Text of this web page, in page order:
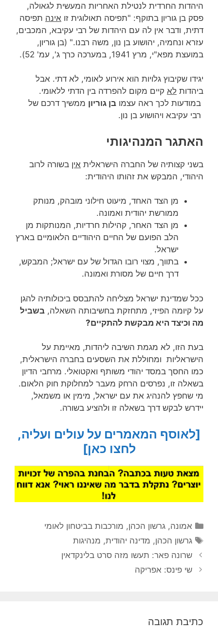
היהדות החרדית לנטילת האחריות המעשית לגאולה,
פסק בן גוריון בתוקף: "תפיסה תאולוגית זו אינה תפיסה
דתית, ודבר אין לה עם היהדות של רבי עקיבא, המכבים,
עזרא ונחמיה, יהושוע בן נון, משה רבנו." (בן גוריון,
במועצת מפא"י, מרץ 1941, במערכה כרך ג', עמ' 52).
יגידו שקיבוץ גלויות הוא אירוע לאומי, לא דתי. אבל
ביהדות לא קיים מקום להפרדה בין הדתי ללאומי.
במודעות לכך ראה עצמו בן גוריון ממשיך דרכם של
רבי עקיבא ויהושוע בן נון.
האתגר המנהיגותי
בשני קצותיה של החברה הישראלית אין בשורה לרוב
היהודי, המבקש את זהותו היהודית:
מן הצד האחד, מיעוט חילוני מובהק, מנותק
ממורשת יהודית ואמונה.
מן הצד האחר, קהילות חרדיות, המנותקות מן
הלב הפועם של החיים היהודיים הלאומיים בארץ
ישראל.
בתווך, מצוי רובו הגדול של עם ישראל; המבקש,
דרך חיים של מסורת ואמונה.
ככל שמדינת ישראל מצליחה להתבסס ביכולותיה להגן
על קיומה הפיזי, מתחזקת בחשיבותה השאלה, בשביל
מה וכיצד היא מבקשת להתקיים?
בעת הזו, לא מגמת השיבה ליהדות, מאיימת על
הישראליות ומחוללת את השסעים בחברה הישראלית,
כמו החסך במסד יהודי משותף ואקטואלי. מרחבי הדיון
בשאלה זו, נפרסים הרחק מעבר למחלוקת חוק הלאום.
מי שחפץ להנהיג את עם ישראל, מימין או משמאל,
יידרש לבקש דרך בשאלה זו ולהציע בשורה.
[לאוסף המאמרים על עולים ועליה,
לחצו כאן]
קטגוריות
אמונה,גרשון הכהן, מורכבות בביטחון לאומי
תגיות
גרשון הכהן, מדינה יהודית, מנהיגות
שרונה פאר: תעשו מזה סרט בלינקדאין
שי פינס: אפריקה
כתיבת תגובה